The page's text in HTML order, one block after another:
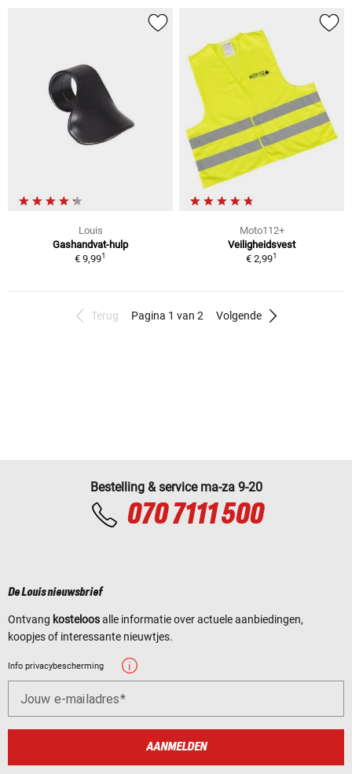
Louis
Gashandvat-hulp
€ 9,991
Moto112+
Veiligheidsvest
€ 2,991
Terug Pagina 1 van 2 Volgende
Bestelling & service ma-za 9-20
070 7111 500
De Louis nieuwsbrief
Ontvang kosteloosalle informatie over actuele aanbiedingen,
koopjes of interessante nieuwtjes.
Info privacybescherming
Jouw e-mailadres
AANMELDEN